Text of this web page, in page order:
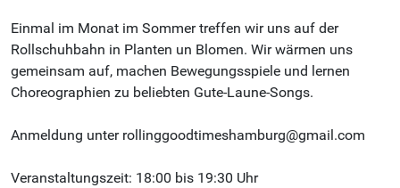
Einmal im Monat im Sommer treffen wir uns auf der
Rollschuhbahn in Planten un Blomen. Wir wärmen uns
gemeinsam auf, machen Bewegungsspiele und lernen
Choreographien zu beliebten Gute-Laune-Songs.
Anmeldung unter rollinggoodtimeshamburg@gmail.com
Veranstaltungszeit: 18:00 bis 19:30 Uhr